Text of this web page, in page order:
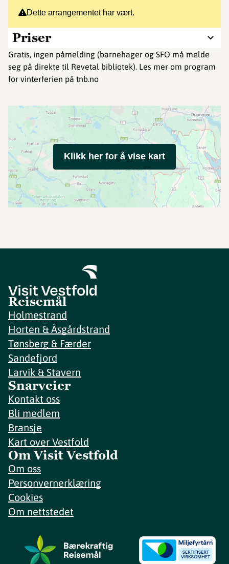
Dette arrangementet har vært.
Priser
Gratis, ingen påmelding (barnehager og SFO må melde
seg på direkte til Revetal bibliotek). Les mer om program
for vinterferien på tnb.no
Klikk her for å vise kart
Reisemål
Holmestrand
Horten & Åsgårdstrand
Tønsberg & Færder
Sandefjord
Larvik & Stavern
Snarveier
Kontakt oss
Bli medlem
Bransje
Kart over Vestfold
Om Visit Vestfold
Om oss
Personvernerklæring
Cookies
Om nettstedet